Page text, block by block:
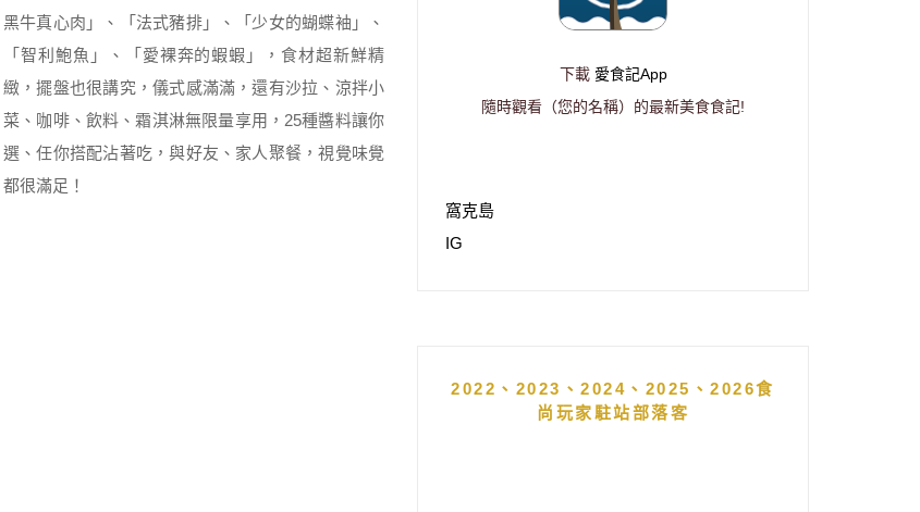
黑牛真心肉」、「法式豬排」、「少女的蝴蝶袖」、
「智利鮑魚」、「愛裸奔的蝦蝦」，食材超新鮮精
緻，擺盤也很講究，儀式感滿滿，還有沙拉、涼拌小
菜、咖啡、飲料、霜淇淋無限量享用，25種醬料讓你
選、任你搭配沾著吃，與好友、家人聚餐，視覺味覺
都很滿足！
下載 愛食記App
隨時觀看（您的名稱）的最新美食食記!
窩克島
IG
2022、2023、2024、2025、2026食
尚玩家駐站部落客